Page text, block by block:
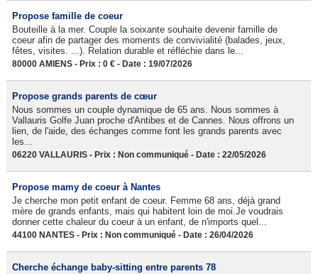
Propose famille de coeur
Bouteille à la mer. Couple la soixante souhaite devenir famille de
coeur afin de partager des moments de convivialité (balades, jeux,
fêtes, visites. ...). Relation durable et réfléchie dans le...
80000 AMIENS - Prix : 0 € - Date : 19/07/2026
Propose grands parents de cœur
Nous sommes un couple dynamique de 65 ans. Nous sommes à
Vallauris Golfe Juan proche d'Antibes et de Cannes. Nous offrons un
lien, de l'aide, des échanges comme font les grands parents avec
les...
06220 VALLAURIS - Prix : Non communiqué - Date : 22/05/2026
Propose mamy de coeur à Nantes
Je cherche mon petit enfant de coeur. Femme 68 ans, déjà grand
mère de grands enfants, mais qui habitent loin de moi.Je voudrais
donner cette chaleur du coeur à un enfant, de n'imports quel...
44100 NANTES - Prix : Non communiqué - Date : 26/04/2026
Cherche échange baby-sitting entre parents 78